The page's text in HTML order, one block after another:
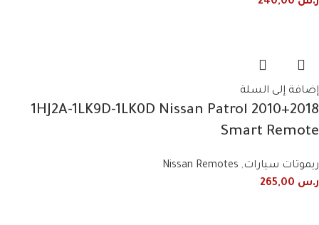
إضافة إلى السلة
1HJ2A-1LK9D-1LK0D Nissan Patrol 2010+2018
Smart Remote
ريموتات سيارات,
Nissan Remotes
ر.س